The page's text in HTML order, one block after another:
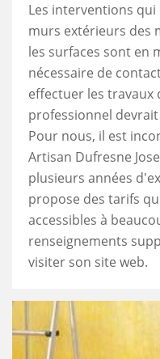
Les interventions
murs extérieurs des
les surfaces sont en
nécessaire de
effectuer les travaux
professionnel
Pour nous, il est
Artisan Dufresne
plusieurs années
propose des tarifs
accessibles à
renseignements
visiter son site web.